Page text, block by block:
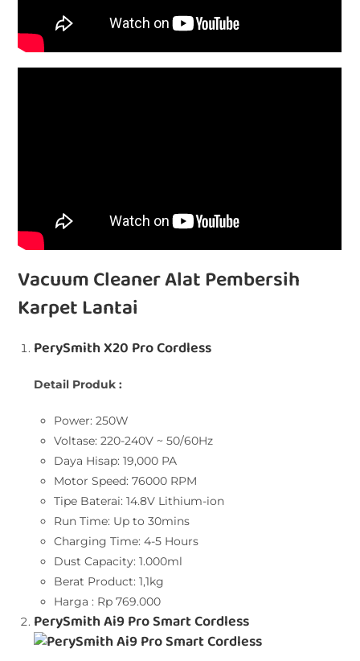
Vacuum Cleaner Alat Pembersih
Karpet Lantai
PerySmith X20 Pro Cordless
Detail Produk :
Power: 250W
Voltase: 220-240V ~ 50/60Hz
Daya Hisap: 19,000 PA
Motor Speed: 76000 RPM
Tipe Baterai: 14.8V Lithium-ion
Run Time: Up to 30mins
Charging Time: 4-5 Hours
Dust Capacity: 1.000ml
Berat Product: 1,1kg
Harga : Rp 769.000
PerySmith Ai9 Pro Smart Cordless